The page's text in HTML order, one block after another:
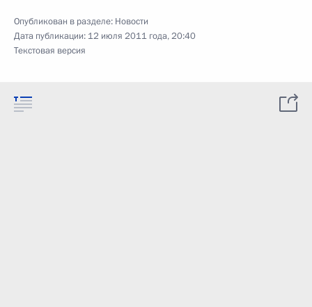
Опубликован в разделе: Новости
Дата публикации: 12 июля 2011 года, 20:40
Текстовая версия